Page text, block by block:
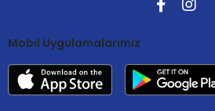
Mobil Uygulamalarımız